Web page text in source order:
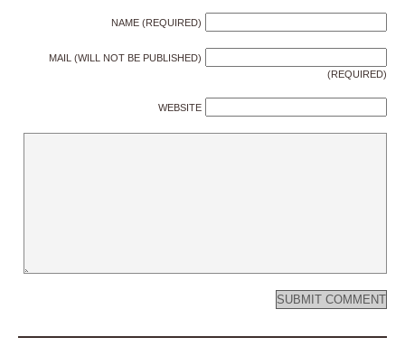
NAME (REQUIRED)
MAIL (WILL NOT BE PUBLISHED)
(REQUIRED)
WEBSITE